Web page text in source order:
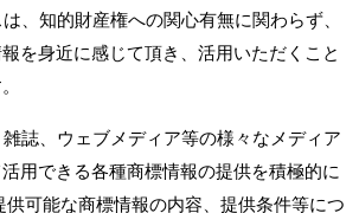
、知的財産権への関心有無に関わらず、
を身近に感じて頂き、活用いただくこと
誌、ウェブメディア等の様々なメディア
用できる各種商標情報の提供を積極的に
可能な商標情報の内容、提供条件等につ